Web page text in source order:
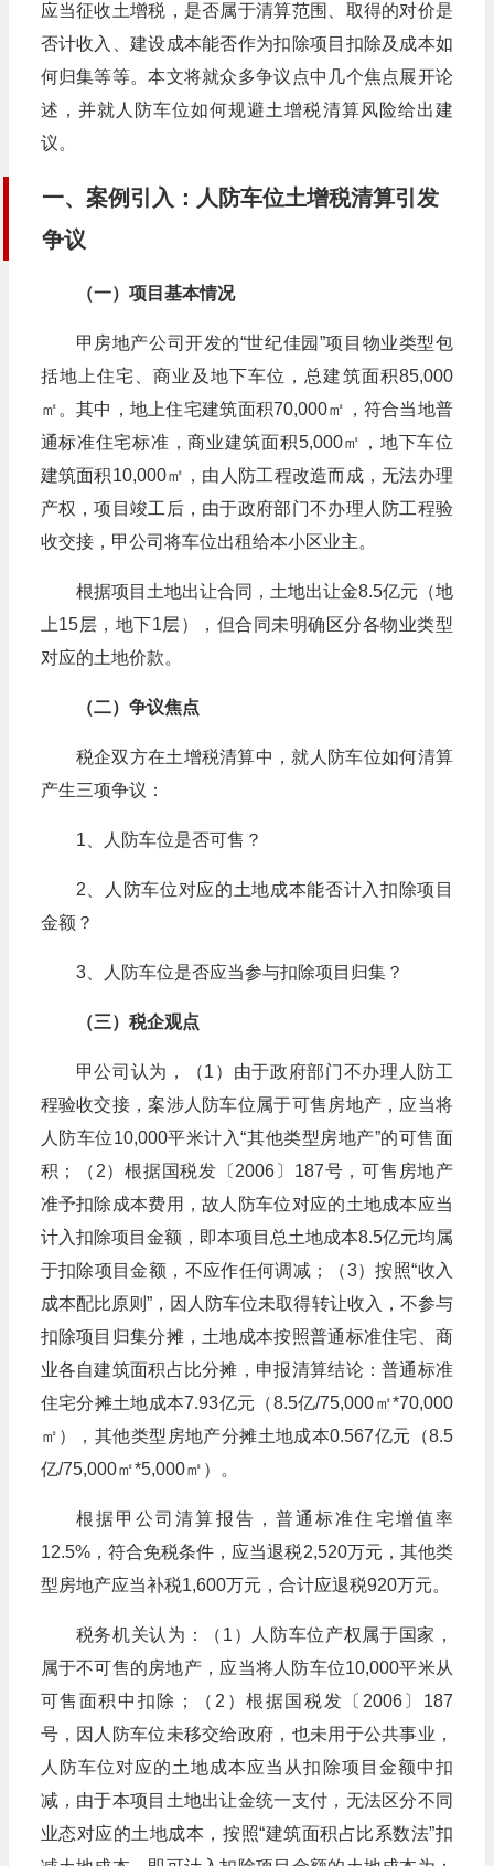
应当征收土增税，是否属于清算范围、取得的对价是
否计收入、建设成本能否作为扣除项目扣除及成本如
何归集等等。本文将就众多争议点中几个焦点展开论
述，并就人防车位如何规避土增税清算风险给出建
议。
一、案例引入：人防车位土增税清算引发
争议
（一）项目基本情况
甲房地产公司开发的“世纪佳园”项目物业类型包
括地上住宅、商业及地下车位，总建筑面积85,000
㎡。其中，地上住宅建筑面积70,000㎡，符合当地普
通标准住宅标准，商业建筑面积5,000㎡，地下车位
建筑面积10,000㎡，由人防工程改造而成，无法办理
产权，项目竣工后，由于政府部门不办理人防工程验
收交接，甲公司将车位出租给本小区业主。
根据项目土地出让合同，土地出让金8.5亿元（地
上15层，地下1层），但合同未明确区分各物业类型
对应的土地价款。
（二）争议焦点
税企双方在土增税清算中，就人防车位如何清算
产生三项争议：
1、人防车位是否可售？
2、人防车位对应的土地成本能否计入扣除项目
金额？
3、人防车位是否应当参与扣除项目归集？
（三）税企观点
甲公司认为，（1）由于政府部门不办理人防工
程验收交接，案涉人防车位属于可售房地产，应当将
人防车位10,000平米计入“其他类型房地产”的可售面
积；（2）根据国税发〔2006〕187号，可售房地产
准予扣除成本费用，故人防车位对应的土地成本应当
计入扣除项目金额，即本项目总土地成本8.5亿元均属
于扣除项目金额，不应作任何调减；（3）按照“收入
成本配比原则”，因人防车位未取得转让收入，不参与
扣除项目归集分摊，土地成本按照普通标准住宅、商
业各自建筑面积占比分摊，申报清算结论：普通标准
住宅分摊土地成本7.93亿元（8.5亿/75,000㎡*70,000
㎡），其他类型房地产分摊土地成本0.567亿元（8.5
亿/75,000㎡*5,000㎡）。
根据甲公司清算报告，普通标准住宅增值率
12.5%，符合免税条件，应当退税2,520万元，其他类
型房地产应当补税1,600万元，合计应退税920万元。
税务机关认为：（1）人防车位产权属于国家，
属于不可售的房地产，应当将人防车位10,000平米从
可售面积中扣除；（2）根据国税发〔2006〕187
号，因人防车位未移交给政府，也未用于公共事业，
人防车位对应的土地成本应当从扣除项目金额中扣
减，由于本项目土地出让金统一支付，无法区分不同
业态对应的土地成本，按照“建筑面积占比系数法”扣